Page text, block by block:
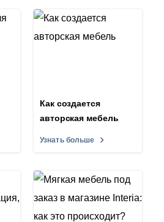
Как создается
авторская мебель
Узнать больше